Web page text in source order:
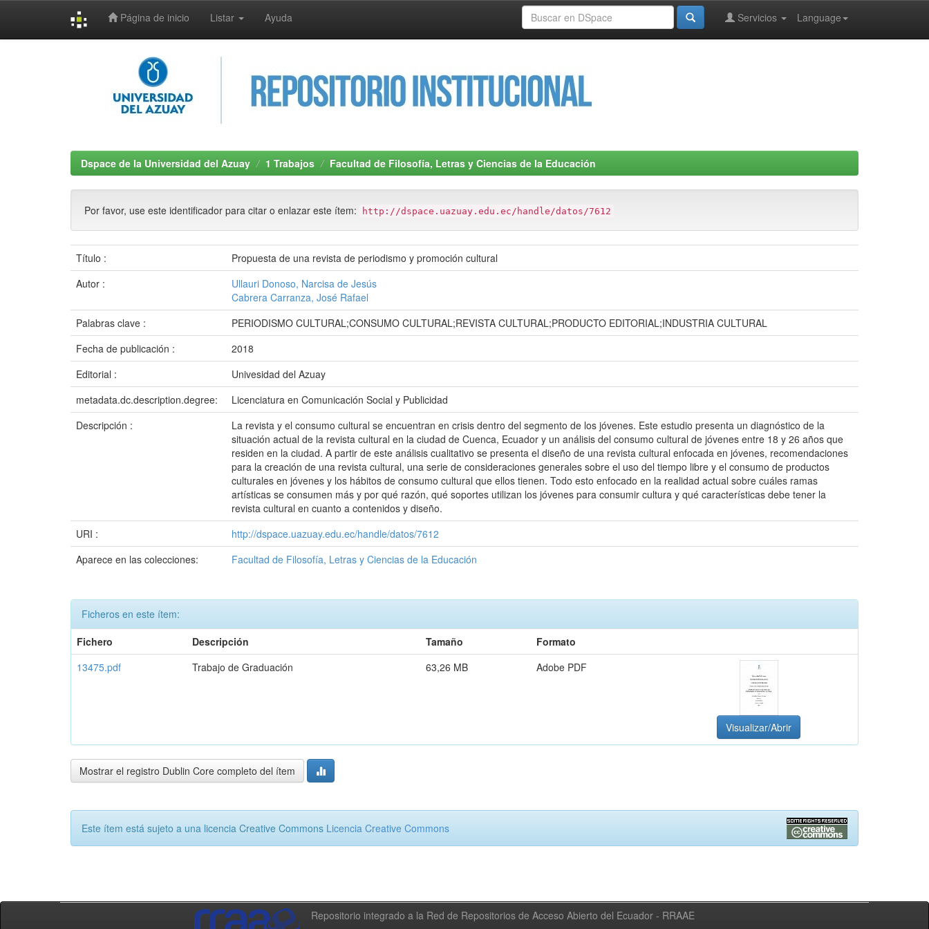
Página de inicio Listar Ayuda Language
Servicios
Dspace de la Universidad del Azuay 1 Trabajos Facultad de Filosofía, Letras y Ciencias de la Educación
Por favor, use este identificador para citar o enlazar este ítem: http://dspace.uazuay.edu.ec/handle/datos/7612
Título :
Propuesta de una revista de periodismo y promoción cultural
Autor :
Ullauri Donoso, Narcisa de Jesús
Cabrera Carranza, José Rafael
Palabras clave :
PERIODISMO CULTURAL;CONSUMO CULTURAL;REVISTA CULTURAL;PRODUCTO EDITORIAL;INDUSTRIA CULTURAL
Fecha de publicación :
2018
Editorial :
Univesidad del Azuay
metadata.dc.description.degree:
Licenciatura en Comunicación Social y Publicidad
Descripción :
La revista y el consumo cultural se encuentran en crisis dentro del segmento de los jóvenes. Este estudio presenta un diagnóstico de la
situación actual de la revista cultural en la ciudad de Cuenca, Ecuador y un análisis del consumo cultural de jóvenes entre 18 y 26 años que
residen en la ciudad. A partir de este análisis cualitativo se presenta el diseño de una revista cultural enfocada en jóvenes, recomendaciones
para la creación de una revista cultural, una serie de consideraciones generales sobre el uso del tiempo libre y el consumo de productos
culturales en jóvenes y los hábitos de consumo cultural que ellos tienen. Todo esto enfocado en la realidad actual sobre cuáles ramas
artísticas se consumen más y por qué razón, qué soportes utilizan los jóvenes para consumir cultura y qué características debe tener la
revista cultural en cuanto a contenidos y diseño.
URI :
http://dspace.uazuay.edu.ec/handle/datos/7612
Aparece en las colecciones:
Facultad de Filosofía, Letras y Ciencias de la Educación
Ficheros en este ítem:
Fichero
Descripción Tamaño
Formato
13475.pdf
Trabajo de Graduación 63,26 MB Adobe PDF
Visualizar/Abrir
Mostrar el registro Dublin Core completo del ítem
Este ítem está sujeto a una licencia Creative Commons Licencia Creative Commons
Repositorio integrado a la Red de Repositorios de Acceso Abierto del Ecuador - RRAAE